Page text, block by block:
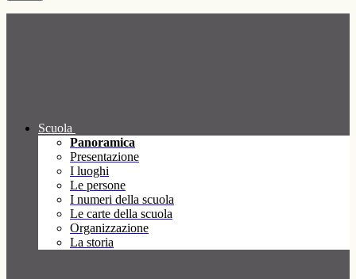
Scuola
Panoramica
Presentazione
I luoghi
Le persone
I numeri della scuola
Le carte della scuola
Organizzazione
La storia